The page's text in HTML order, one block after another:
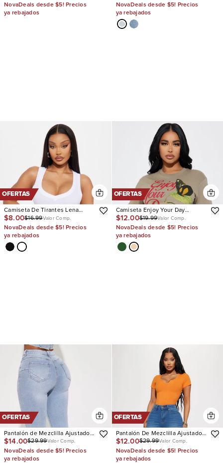
NovaDeals desde $5! Precios
ya rebajados
NovaDeals desde $5! Precios
ya rebajados
OFERTAS
Camiseta De Tirantes Lena
Ribbed V Neck
$8.00$16.99Valor Comp.
NovaDeals desde $5! Precios
ya rebajados
OFERTAS
Camiseta Enjoy Your Day
Graphic
$12.00$19.99Valor Comp.
NovaDeals desde $5! Precios
ya rebajados
OFERTAS
Pantalón de Mezclilla Ajustado
Tiro Alto Con Stretch San Diego
Sculpting
$14.00$29.99Valor Comp.
NovaDeals desde $5! Precios
ya rebajados
OFERTAS
Pantalón De Mezclilla Ajustado
Con Stretch Vibe Check Curvy
$12.00$29.99Valor Comp.
NovaDeals desde $5! Precios
ya rebajados